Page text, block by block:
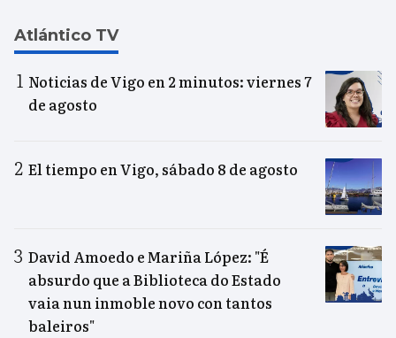
Atlántico TV
Noticias de Vigo en 2 minutos: viernes 7
de agosto
El tiempo en Vigo, sábado 8 de agosto
David Amoedo e Mariña López: "É
absurdo que a Biblioteca do Estado
vaia nun inmoble novo con tantos
baleiros"